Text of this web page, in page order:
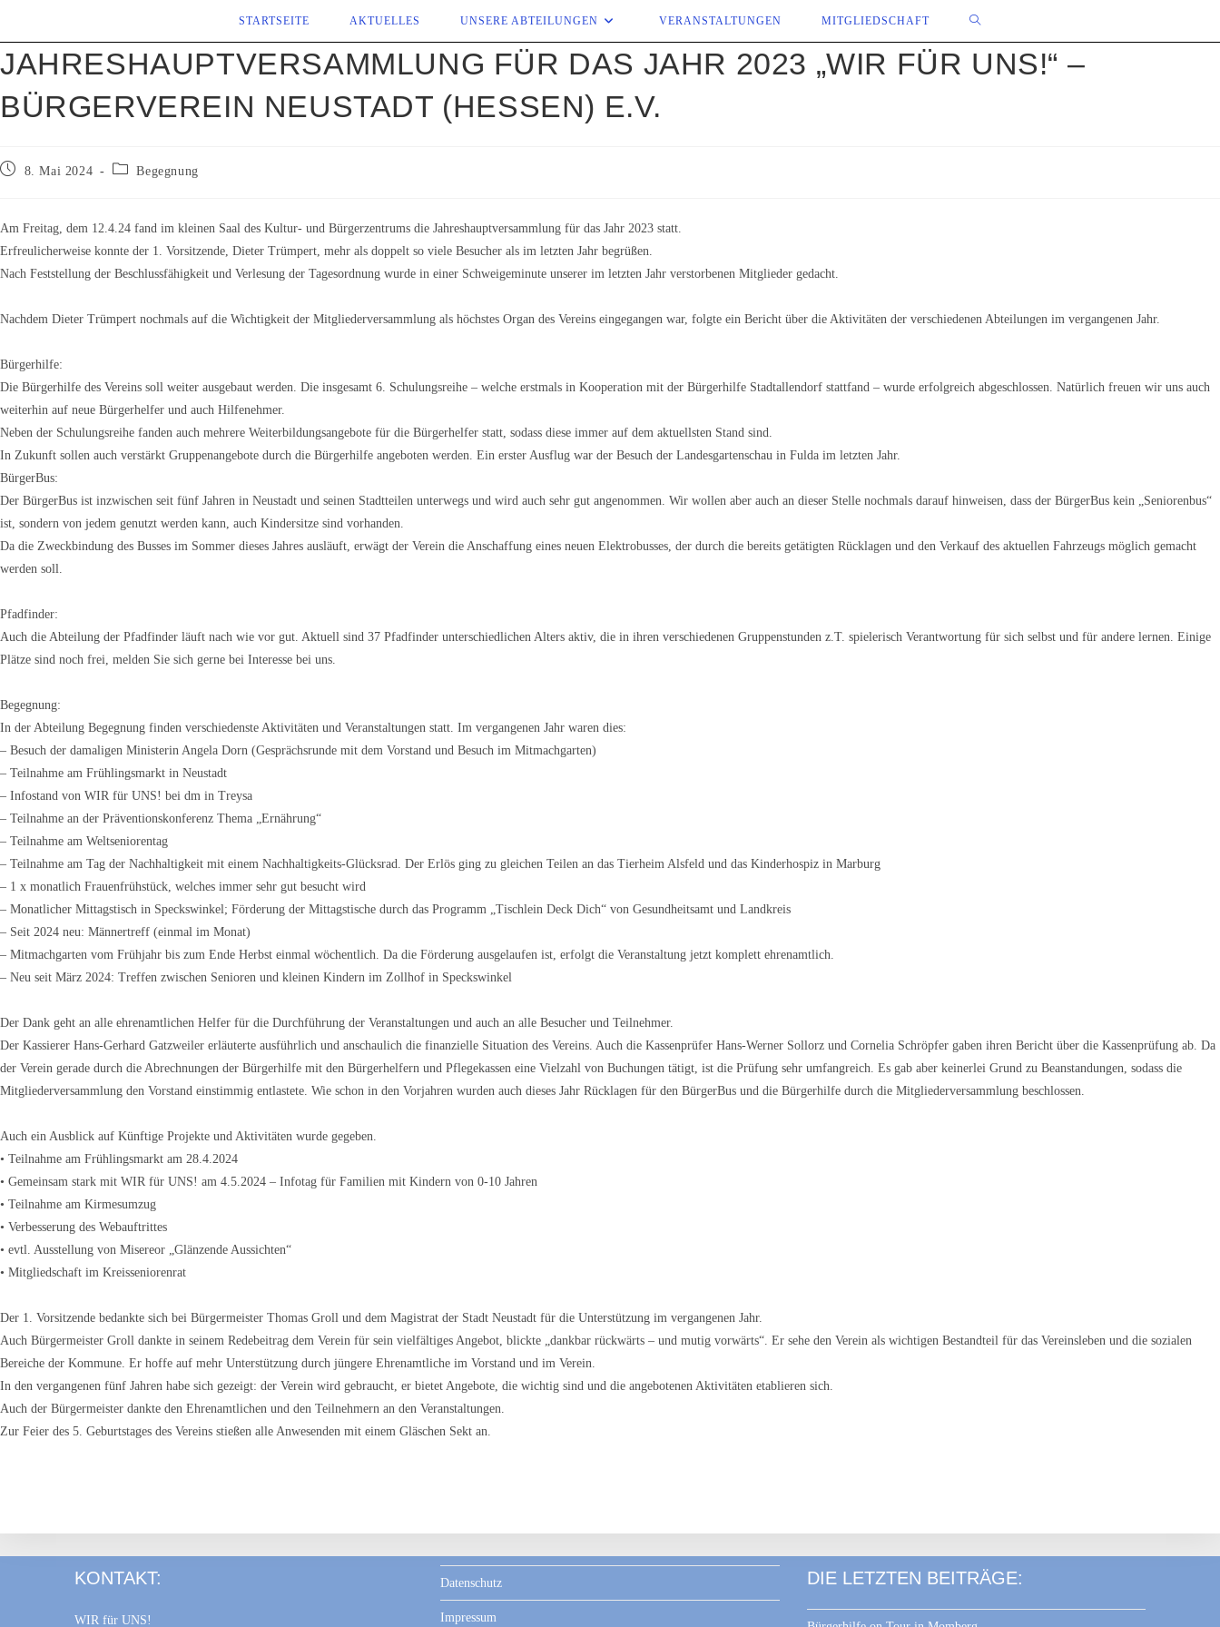
springen
STARTSEITE AKTUELLES UNSERE ABTEILUNGEN VERANSTALTUNGEN MITGLIEDSCHAFT WEBSITE-
SUCHE
JAHRESHAUPTVERSAMMLUNG FÜR DAS JAHR 2023 „WIR FÜR UNS!“ –
BÜRGERVEREIN NEUSTADT (HESSEN) E.V.
Beitrag8. Mai 2024
Beitrags-Begegnung
Am Freitag, dem 12.4.24 fand im kleinen Saal des Kultur- und Bürgerzentrums die Jahreshauptversammlung für das Jahr 2023 statt.
Erfreulicherweise konnte der 1. Vorsitzende, Dieter Trümpert, mehr als doppelt so viele Besucher als im letzten Jahr begrüßen.
Nach Feststellung der Beschlussfähigkeit und Verlesung der Tagesordnung wurde in einer Schweigeminute unserer im letzten Jahr verstorbenen Mitglieder gedacht.
Nachdem Dieter Trümpert nochmals auf die Wichtigkeit der Mitgliederversammlung als höchstes Organ des Vereins eingegangen war, folgte ein Bericht über die Aktivitäten der verschiedenen Abteilungen im vergangenen Jahr.
Bürgerhilfe:
Die Bürgerhilfe des Vereins soll weiter ausgebaut werden. Die insgesamt 6. Schulungsreihe – welche erstmals in Kooperation mit der Bürgerhilfe Stadtallendorf stattfand – wurde erfolgreich abgeschlossen. Natürlich freuen wir uns auch
weiterhin auf neue Bürgerhelfer und auch Hilfenehmer.
Neben der Schulungsreihe fanden auch mehrere Weiterbildungsangebote für die Bürgerhelfer statt, sodass diese immer auf dem aktuellsten Stand sind.
In Zukunft sollen auch verstärkt Gruppenangebote durch die Bürgerhilfe angeboten werden. Ein erster Ausflug war der Besuch der Landesgartenschau in Fulda im letzten Jahr.
BürgerBus:
Der BürgerBus ist inzwischen seit fünf Jahren in Neustadt und seinen Stadtteilen unterwegs und wird auch sehr gut angenommen. Wir wollen aber auch an dieser Stelle nochmals darauf hinweisen, dass der BürgerBus kein „Seniorenbus“
ist, sondern von jedem genutzt werden kann, auch Kindersitze sind vorhanden.
Da die Zweckbindung des Busses im Sommer dieses Jahres ausläuft, erwägt der Verein die Anschaffung eines neuen Elektrobusses, der durch die bereits getätigten Rücklagen und den Verkauf des aktuellen Fahrzeugs möglich gemacht
werden soll.
Pfadfinder:
Auch die Abteilung der Pfadfinder läuft nach wie vor gut. Aktuell sind 37 Pfadfinder unterschiedlichen Alters aktiv, die in ihren verschiedenen Gruppenstunden z.T. spielerisch Verantwortung für sich selbst und für andere lernen. Einige
Plätze sind noch frei, melden Sie sich gerne bei Interesse bei uns.
Begegnung:
In der Abteilung Begegnung finden verschiedenste Aktivitäten und Veranstaltungen statt. Im vergangenen Jahr waren dies:
– Besuch der damaligen Ministerin Angela Dorn (Gesprächsrunde mit dem Vorstand und Besuch im Mitmachgarten)
– Teilnahme am Frühlingsmarkt in Neustadt
– Infostand von WIR für UNS! bei dm in Treysa
– Teilnahme an der Präventionskonferenz Thema „Ernährung“
– Teilnahme am Weltseniorentag
– Teilnahme am Tag der Nachhaltigkeit mit einem Nachhaltigkeits-Glücksrad. Der Erlös ging zu gleichen Teilen an das Tierheim Alsfeld und das Kinderhospiz in Marburg
– 1 x monatlich Frauenfrühstück, welches immer sehr gut besucht wird
– Monatlicher Mittagstisch in Speckswinkel; Förderung der Mittagstische durch das Programm „Tischlein Deck Dich“ von Gesundheitsamt und Landkreis
– Seit 2024 neu: Männertreff (einmal im Monat)
– Mitmachgarten vom Frühjahr bis zum Ende Herbst einmal wöchentlich. Da die Förderung ausgelaufen ist, erfolgt die Veranstaltung jetzt komplett ehrenamtlich.
– Neu seit März 2024: Treffen zwischen Senioren und kleinen Kindern im Zollhof in Speckswinkel
Der Dank geht an alle ehrenamtlichen Helfer für die Durchführung der Veranstaltungen und auch an alle Besucher und Teilnehmer.
Der Kassierer Hans-Gerhard Gatzweiler erläuterte ausführlich und anschaulich die finanzielle Situation des Vereins. Auch die Kassenprüfer Hans-Werner Sollorz und Cornelia Schröpfer gaben ihren Bericht über die Kassenprüfung ab. Da
der Verein gerade durch die Abrechnungen der Bürgerhilfe mit den Bürgerhelfern und Pflegekassen eine Vielzahl von Buchungen tätigt, ist die Prüfung sehr umfangreich. Es gab aber keinerlei Grund zu Beanstandungen, sodass die
Mitgliederversammlung den Vorstand einstimmig entlastete. Wie schon in den Vorjahren wurden auch dieses Jahr Rücklagen für den BürgerBus und die Bürgerhilfe durch die Mitgliederversammlung beschlossen.
Auch ein Ausblick auf Künftige Projekte und Aktivitäten wurde gegeben.
• Teilnahme am Frühlingsmarkt am 28.4.2024
• Gemeinsam stark mit WIR für UNS! am 4.5.2024 – Infotag für Familien mit Kindern von 0-10 Jahren
• Teilnahme am Kirmesumzug
• Verbesserung des Webauftrittes
• evtl. Ausstellung von Misereor „Glänzende Aussichten“
• Mitgliedschaft im Kreisseniorenrat
Der 1. Vorsitzende bedankte sich bei Bürgermeister Thomas Groll und dem Magistrat der Stadt Neustadt für die Unterstützung im vergangenen Jahr.
Auch Bürgermeister Groll dankte in seinem Redebeitrag dem Verein für sein vielfältiges Angebot, blickte „dankbar rückwärts – und mutig vorwärts“. Er sehe den Verein als wichtigen Bestandteil für das Vereinsleben und die sozialen
Bereiche der Kommune. Er hoffe auf mehr Unterstützung durch jüngere Ehrenamtliche im Vorstand und im Verein.
In den vergangenen fünf Jahren habe sich gezeigt: der Verein wird gebraucht, er bietet Angebote, die wichtig sind und die angebotenen Aktivitäten etablieren sich.
Auch der Bürgermeister dankte den Ehrenamtlichen und den Teilnehmern an den Veranstaltungen.
Zur Feier des 5. Geburtstages des Vereins stießen alle Anwesenden mit einem Gläschen Sekt an.
KONTAKT:
WIR für UNS!
Datenschutz
Impressum
DIE LETZTEN BEITRÄGE: